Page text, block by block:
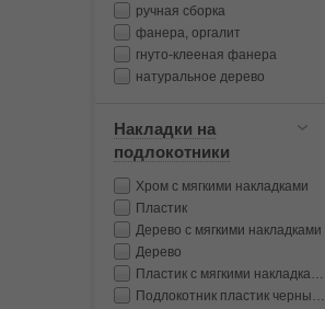
ручная сборка
фанера, оргалит
гнуто-клееная фанера
натуральное дерево
Накладки на
подлокотники
Хром с мягкими накладками
Пластик
Дерево с мягкими накладками
Дерево
Пластик с мягкими накладками
Подлокотник пластик черный с мягкой накладкой